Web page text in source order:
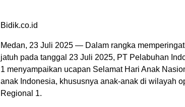
Bidik.co.id
Medan, 23 Juli 2025 — Dalam rangka
jatuh pada tanggal 23 Juli 2025, PT Pelabuhan
1 menyampaikan ucapan Selamat Hari Anak
anak Indonesia, khususnya anak-anak di wilayah
Regional 1.